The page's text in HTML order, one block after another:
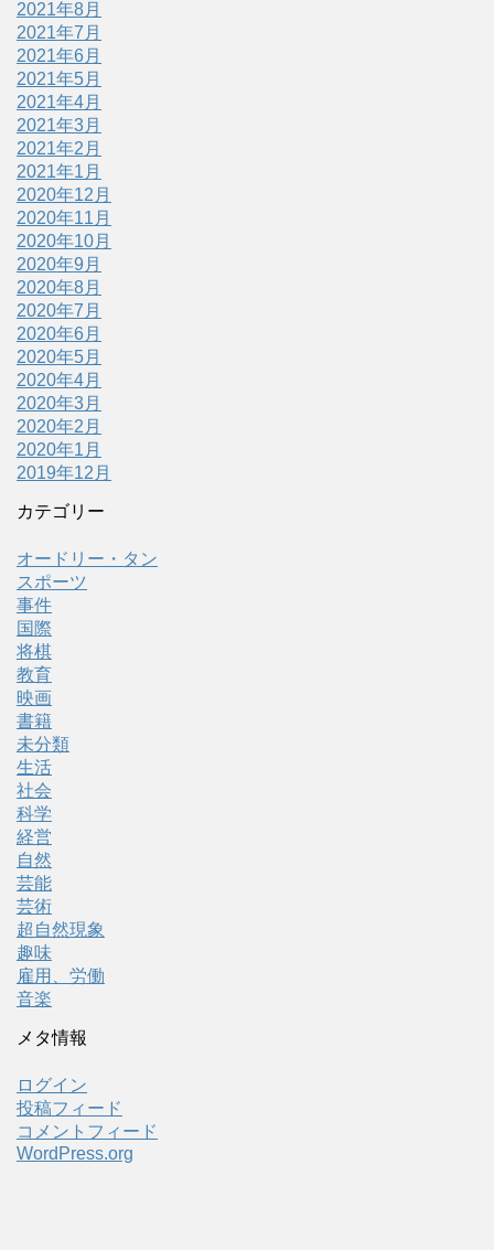
2021年8月
2021年7月
2021年6月
2021年5月
2021年4月
2021年3月
2021年2月
2021年1月
2020年12月
2020年11月
2020年10月
2020年9月
2020年8月
2020年7月
2020年6月
2020年5月
2020年4月
2020年3月
2020年2月
2020年1月
2019年12月
カテゴリー
オードリー・タン
スポーツ
事件
国際
将棋
教育
映画
書籍
未分類
生活
社会
科学
経営
自然
芸能
芸術
超自然現象
趣味
雇用、労働
音楽
メタ情報
ログイン
投稿フィード
コメントフィード
WordPress.org